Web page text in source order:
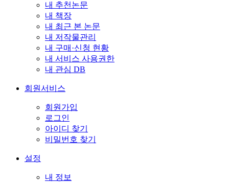
내 추천논문
내 책장
내 최근 본 논문
내 저작물관리
내 구매·신청 현황
내 서비스 사용권한
내 관심 DB
회원서비스
회원가입
로그인
아이디 찾기
비밀번호 찾기
설정
내 정보